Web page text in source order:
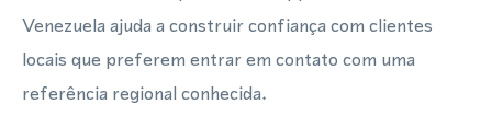
Venezuela ajuda a construir confiança com clientes
locais que preferem entrar em contato com uma
referência regional conhecida.